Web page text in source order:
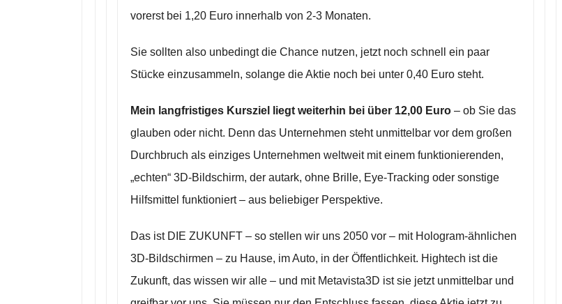
vorerst bei 1,20 Euro innerhalb von 2-3 Monaten.
Sie sollten also unbedingt die Chance nutzen, jetzt noch schnell ein paar
Stücke einzusammeln, solange die Aktie noch bei unter 0,40 Euro steht.
Mein langfristiges Kursziel liegt weiterhin bei über 12,00 Euro – ob Sie das
glauben oder nicht. Denn das Unternehmen steht unmittelbar vor dem großen
Durchbruch als einziges Unternehmen weltweit mit einem funktionierenden,
„echten“ 3D-Bildschirm, der autark, ohne Brille, Eye-Tracking oder sonstige
Hilfsmittel funktioniert – aus beliebiger Perspektive.
Das ist DIE ZUKUNFT – so stellen wir uns 2050 vor – mit Hologram-ähnlichen
3D-Bildschirmen – zu Hause, im Auto, in der Öffentlichkeit. Hightech ist die
Zukunft, das wissen wir alle – und mit Metavista3D ist sie jetzt unmittelbar und